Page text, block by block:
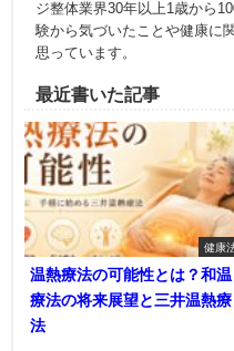
ジ整体業界30年以上1歳から
験から気づいたことや健康に
思っています。
最近書いた記事
健康
温熱療法の可能性とは？和温
療法の将来展望と三井温熱療
法